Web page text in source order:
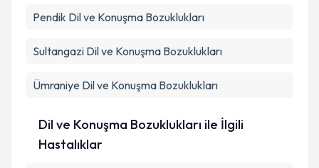
Pendik Dil ve Konuşma Bozuklukları
Sultangazi Dil ve Konuşma Bozuklukları
Ümraniye Dil ve Konuşma Bozuklukları
Dil ve Konuşma Bozuklukları ile İlgili
Hastalıklar